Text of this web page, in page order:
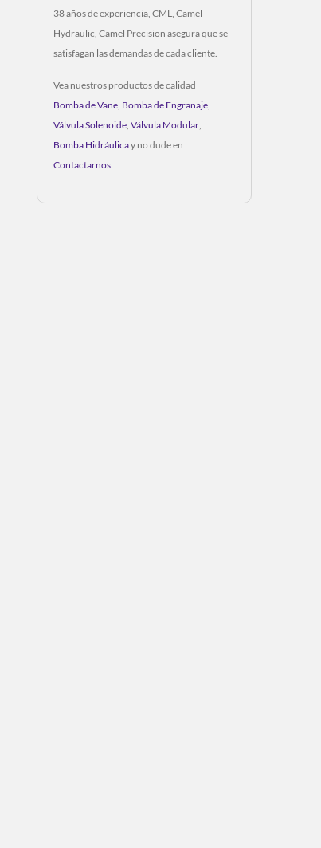
38 años de experiencia, CML, Camel
Hydraulic, Camel Precision asegura que se
satisfagan las demandas de cada cliente.
Vea nuestros productos de calidad
Bomba de Vane Bomba de Engranaje
Válvula Solenoide Válvula Modular
Bomba Hidráulicay no dude en
Contactarnos